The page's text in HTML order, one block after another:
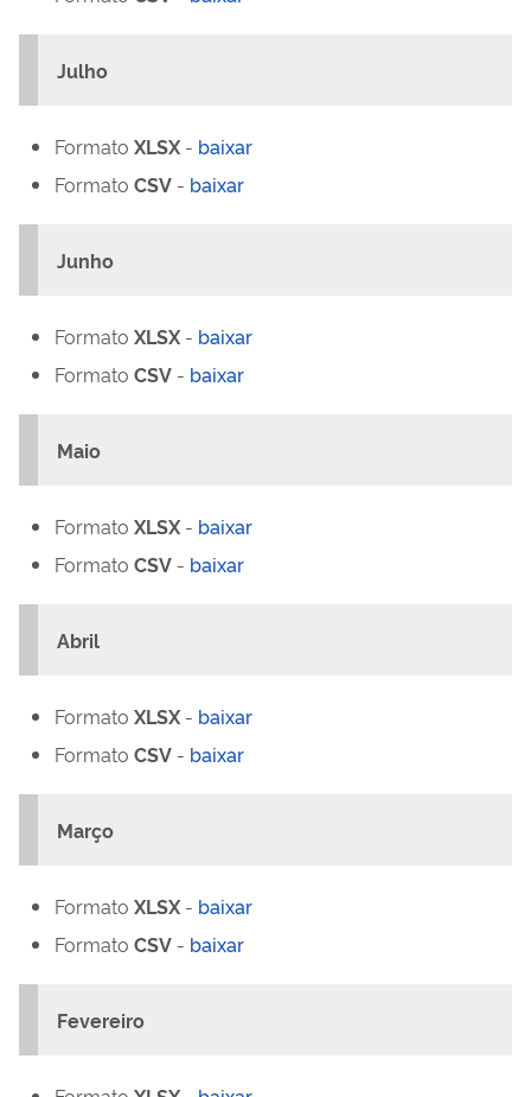
Julho
Formato XLSX - baixar
Formato CSV - baixar
Junho
Formato XLSX - baixar
Formato CSV - baixar
Maio
Formato XLSX - baixar
Formato CSV - baixar
Abril
Formato XLSX - baixar
Formato CSV - baixar
Março
Formato XLSX - baixar
Formato CSV - baixar
Fevereiro